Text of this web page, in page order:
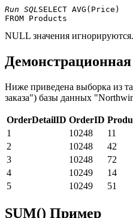
Run SQLSELECT AVG(Price)
NULL значения игнорируются.
Ниже приведена выборка из
заказа") базы данных
OrderDetailID OrderID
1
10248 11
2
10248 42
3
10248 72
4
10249 14
5
10249 51
SUM() Пример